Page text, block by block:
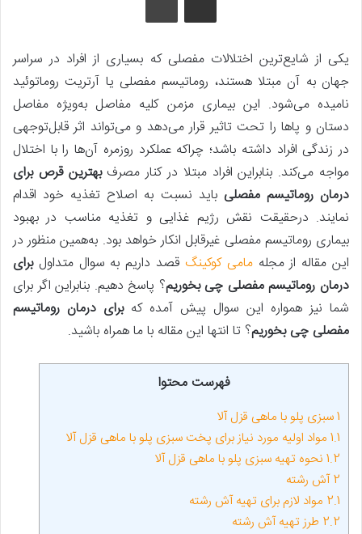
یکی از شایع‌ترین اختلالات مفصلی که بسیاری از افراد در سراسر
جهان به آن مبتلا هستند، روماتیسم مفصلی یا آرتریت روماتوئید
نامیده می‌شود. این بیماری مزمن کلیه مفاصل به‌ویژه مفاصل
دستان و پاها را تحت تاثیر قرار می‌دهد و می‌تواند اثر قابل‌توجهی
در زندگی افراد داشته باشد؛ چراکه عملکرد روزمره آن‌ها را با اختلال
مواجه می‌کند. بنابراین افراد مبتلا در کنار مصرفبهترین قرص برای
درمان روماتیسم مفصلی باید نسبت‌ به اصلاح تغذیه خود اقدام
نمایند. درحقیقت نقش رژیم غذایی و تغذیه مناسب در بهبود
بیماری روماتیسم مفصلی غیرقابل انکار خواهد بود. به‌همین منظور در
این مقاله از مجلهمامی کوکینگ قصد داریم به سوال متداولبرای
درمان روماتیسم مفصلی چی بخوریم؟ پاسخ دهیم. بنابراین اگر برای
شما نیز همواره این سوال پیش‌ آمده کهبرای درمان روماتیسم
مفصلی چی بخوریم؟ تا انتها این مقاله با ما همراه باشید.
فهرست محتوا
1سبزی پلو با ماهی قزل آلا
1.1 مواد اولیه مورد نیاز برای پخت سبزی پلو با ماهی قزل آلا
1.2 نحوه تهیه سبزی پلو با ماهی قزل آلا
2آش رشته
2.1 مواد لازم برای تهیه آش رشته
2.2 طرز تهیه آش رشته